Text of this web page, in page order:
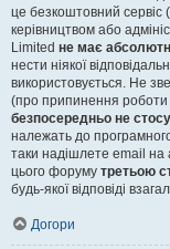
це безкоштовний сервіс
керівництвом або
Limited не має
нести ніякої
використовується. Не
(про припинення роботи
безпосередньо не
належать до
таки надішлете email на
цього форуму третьою
будь-якої відповіді
Догори